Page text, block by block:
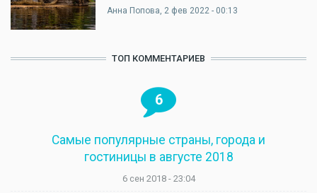
Анна Попова, 2 фев 2022 - 00:13
ТОП КОММЕНТАРИЕВ
6
Самые популярные страны, города и
гостиницы в августе 2018
6 сен 2018 - 23:04